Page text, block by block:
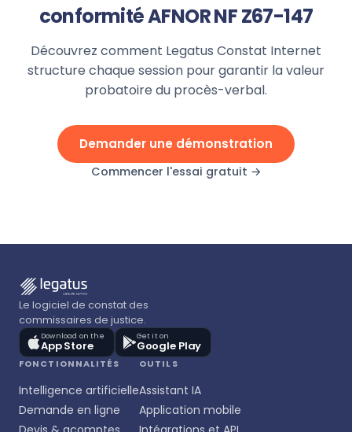
conformité AFNOR NF Z67-147
Découvrez comment Legatus Constat Internet
structure chaque session pour garantir la valeur
probatoire du procès-verbal.
Demander une démonstration
Commencer l'essai gratuit →
Le logiciel de constat des
commissaires de justice.
Download on the
App Store
Get it on
Google Play
FONCTIONNALITÉS
Intelligence artificielle
Demande en ligne
OUTILS
Assistant IA
Application mobile